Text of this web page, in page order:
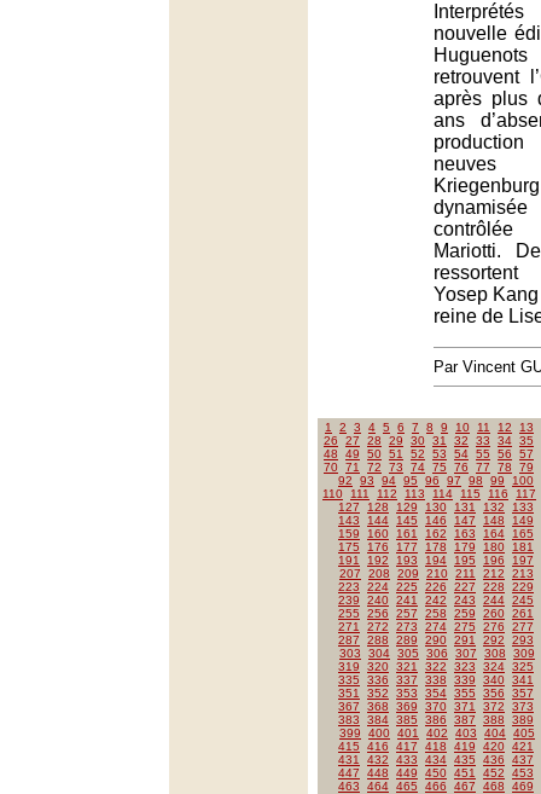
nouvelle
retrouvent
après plus
ans
neuves
Mariotti.
Yosep
reine de
Par Vincent
1 2 3 4 5 6 7 8 9 10 11 12
13
26
27 28 29 30 31 32 33 34 35
48
49 50 51 52 53 54 55 56
57
70 71 72 73 74 75 76 77 78
79
92
93 94 95 96 97 98 99
100
110
111 112 113 114 115 116
117
127
128 129 130 131 132
133
143
144 145 146 147 148
149
159
160 161 162 163 164
165
175
176 177 178 179 180
181
191
192 193 194 195 196
197
207
208 209 210 211 212
213
223
224 225 226 227 228
229
239
240 241 242 243 244 245
255
256 257 258 259 260 261
271
272 273 274 275 276
277
287
288 289 290 291 292
293
303
304 305 306 307 308
309
319
320 321 322 323 324 325
335
336 337 338 339 340 341
351
352 353 354 355 356
357
367
368 369 370 371 372
373
383
384 385 386 387 388
389
399
400 401 402 403 404 405
415
416 417 418 419 420 421
431
432 433 434 435 436
437
447
448 449 450 451 452
453
463
464 465 466 467 468 469